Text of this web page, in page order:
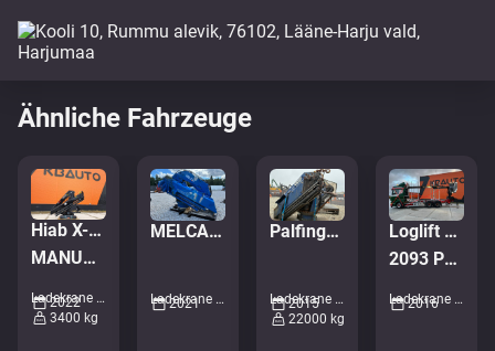
Ähnliche Fahrzeuge
Hiab X-CLX 088 E-4 NEW
MANUAL CRANE
Ladekrane • M975-4591
2022
3400 kg
MELCAL FL80T7
Ladekrane • M508-1766
2021
Palfinger PK65002/M/GS65S
Ladekrane • M601-4459
2015
22000 kg
Loglift F96S79
2093 PTO HOURS
Ladekrane • M459-9597
2016